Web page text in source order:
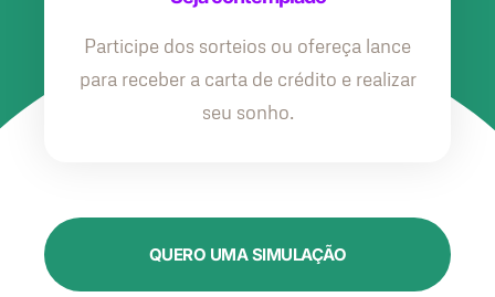
Participe dos sorteios ou ofereça lance
para receber a carta de crédito e realizar
seu sonho.
QUERO UMA SIMULAÇÃO